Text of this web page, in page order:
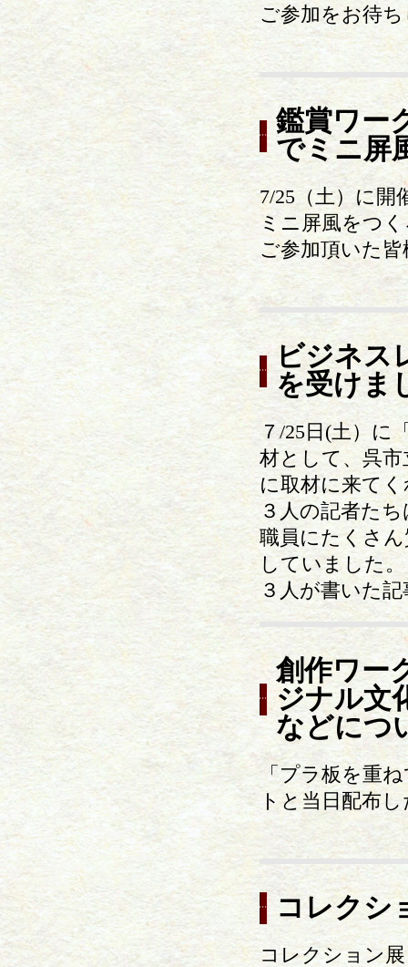
ご参加をお待
鑑賞ワー
でミニ屏
7/25（土）に
ミニ屏風をつ
ご参加頂いた
ビジネス
を受けま
７/25日(土）に
材として、呉
に取材に来て
３人の記者た
職員にたくさ
していました。
３人が書いた
創作ワー
ジナル文
などにつ
「プラ板を重
トと当日配布
コレク
コレクション